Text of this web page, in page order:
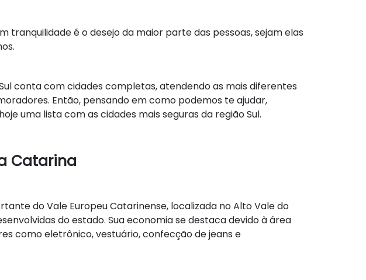
tranquilidade é o desejo da maior parte das pessoas, sejam elas
conta com cidades completas, atendendo as mais diferentes
Então, pensando em como podemos te ajudar,
uma lista com as cidades mais seguras da região Sul.
Catarina
do Vale Europeu Catarinense, localizada no Alto Vale do
do estado. Sua economia se destaca devido à área
como eletrônico, vestuário, confecção de jeans e